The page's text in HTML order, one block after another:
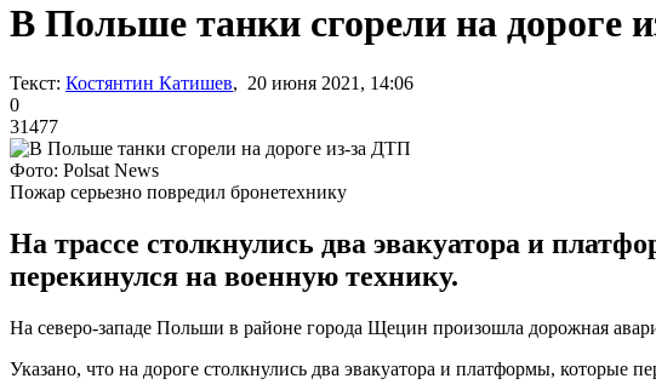
В Польше танки сгорели на дороге
Текст: Костянтин Катишев, 20 июня 2021, 14:06
0
31477
Фото: Polsat News
Пожар серьезно повредил бронетехнику
На трассе столкнулись два эвакуатора и
перекинулся на военную технику.
На северо-западе Польши в районе города Щецин произошла дорожная
Указано, что на дороге столкнулись два эвакуатора и платформы, которые